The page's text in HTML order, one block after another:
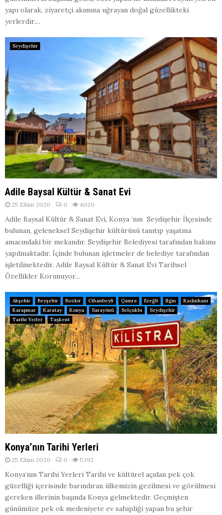
yapı olarak, ziyaretçi akımına uğrayan doğal güzellikteki
yerlerdir....
Seydişehir
Adile Baysal Kültür & Sanat Evi
25 Ekim 2020 0 4020
Adile Baysal Kültür & Sanat Evi, Konya ‘nın Seydişehir İlçesinde
bulunan, geleneksel Seydişehir kültürünü tanıtıp yaşatma
amacındaki bir mekandır. Seydişehir Belediyesi tarafından bakımı
yapılmaktadır. İçinde bulunan işletmeler de belediye tarafından
işletilmektedir. Adile Baysal Kültür & Sanat Evi Tarihsel
Özellikler Korunuyor...
Akşehir Beyşehir Bozkır Cihanbeyli Çumra Ereğli Ilgın
Kadınhanı
Karapınar
Karatay Konya Sarayönü Selçuklu
Seydişehir
Tarihi Yerler
Taşkent
Konya’nın Tarihi Yerleri
25 Ekim 2020 0 5392
Konya’nın Tarihi Yerleri Tarihi ve kültürel açıdan pek çok
güzelliği içerisinde barındıran ülkemizin gezilmesi ve görülmesi
gereken illerinin başında Konya gelmektedir. Geçmişten
günümüze pek ok medeniyete ev sahipliği yapan bu şehir